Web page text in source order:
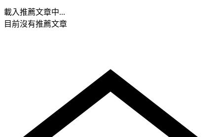
載入推薦文章中...
目前沒有推薦文章